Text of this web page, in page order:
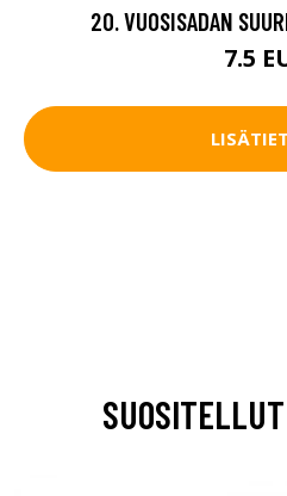
20. VUOSISADAN
7.5